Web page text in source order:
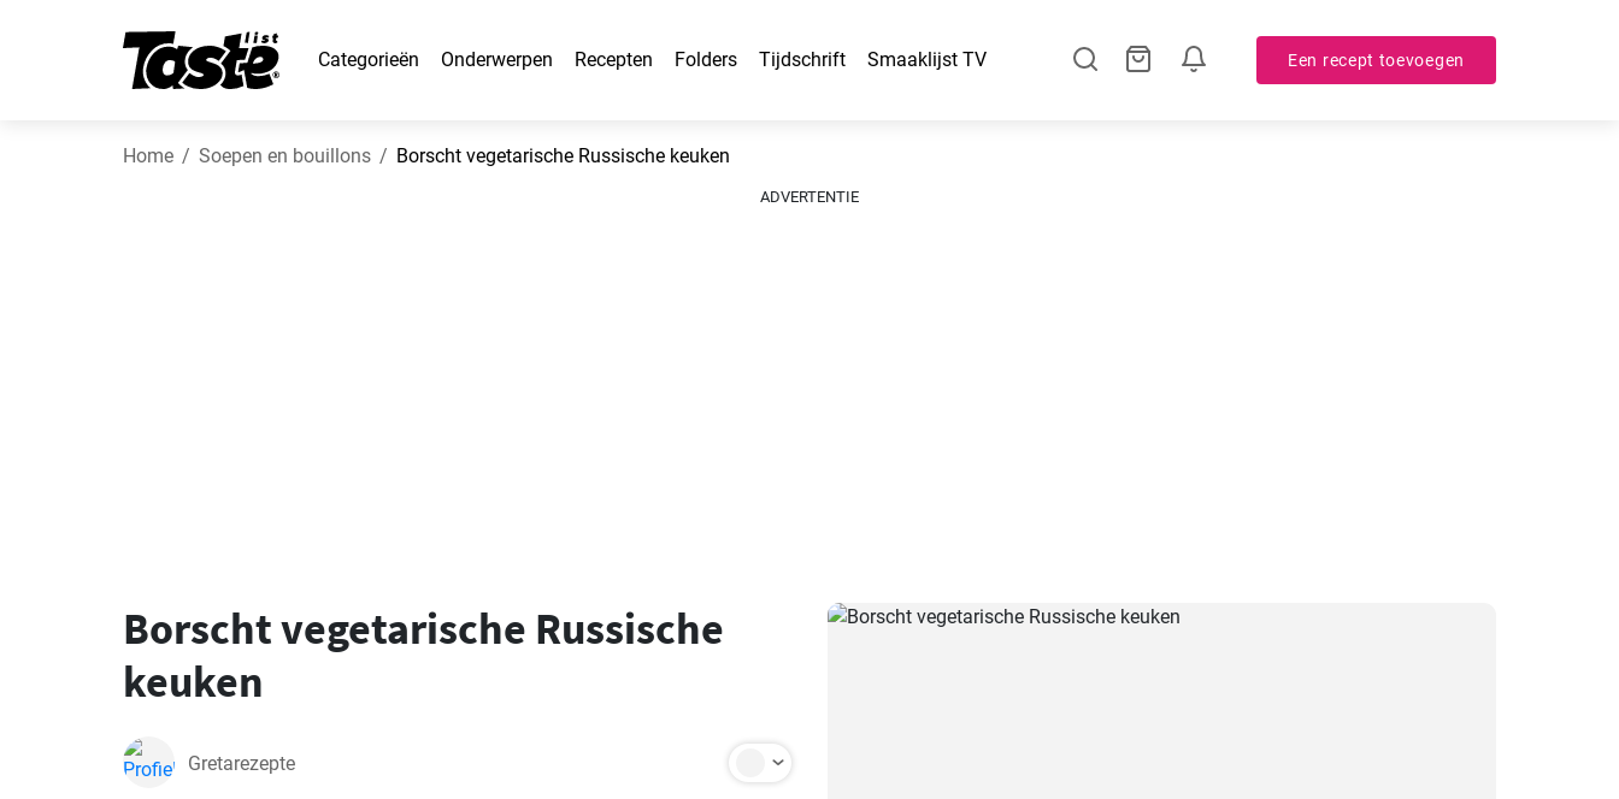
Categorieën Onderwerpen Recepten Folders Tijdschrift Smaaklijst TV Een recept toevoegen
Home Soepen en bouillons Borscht vegetarische Russische keuken
ADVERTENTIE
Borscht vegetarische Russische
keuken
Gretarezepte